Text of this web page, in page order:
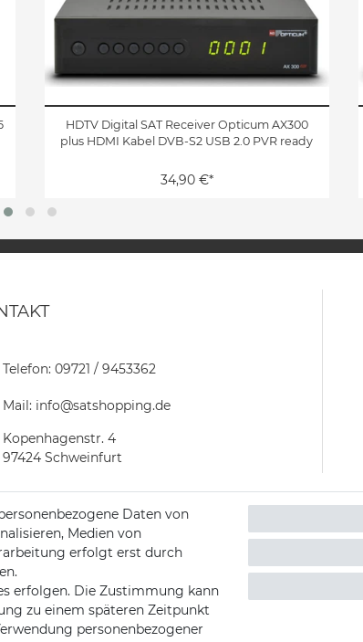
HDTV Digital SAT Receiver Opticum AX300
plus HDMI Kabel DVB-S2 USB 2.0 PVR ready
34,90 €*
Telefon: 09721 / 9453362
Mail: info@satshopping.de
Kopenhagenstr. 4
97424 Schweinfurt
Daten von
Medien von
erfolgt erst durch
erfolgen. Die Zustimmung kann
zu einem späteren Zeitpunkt
personenbezogener